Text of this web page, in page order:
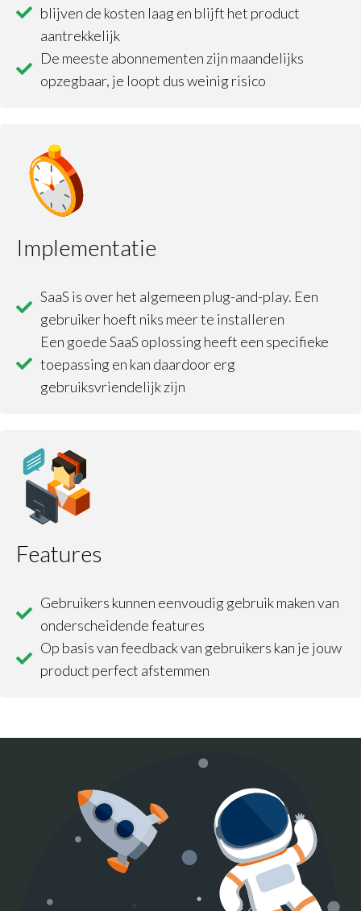
blijven de kosten laag en blijft het product
aantrekkelijk
De meeste abonnementen zijn maandelijks
opzegbaar, je loopt dus weinig risico
Implementatie
SaaS is over het algemeen plug-and-play. Een
gebruiker hoeft niks meer te installeren
Een goede SaaS oplossing heeft een specifieke
toepassing en kan daardoor erg
gebruiksvriendelijk zijn
Features
Gebruikers kunnen eenvoudig gebruik maken van
onderscheidende features
Op basis van feedback van gebruikers kan je jouw
product perfect afstemmen